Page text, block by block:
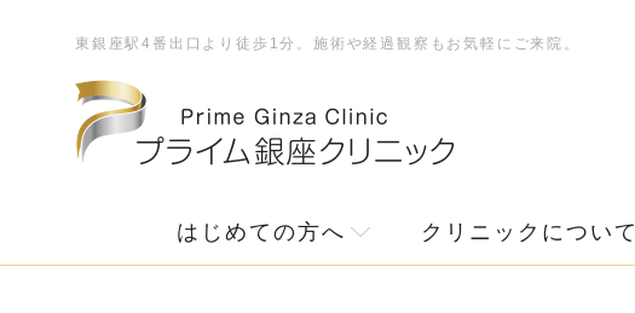
東銀座駅4番出口より徒歩1分。施術や経過観察もお気軽にご来院。
はじめての方へ クリニックについて